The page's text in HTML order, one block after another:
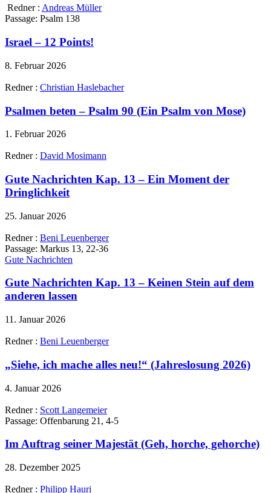
Redner : Andreas Müller
Passage: Psalm 138
Israel – 12 Points!
8. Februar 2026
Redner : Christian Haslebacher
Psalmen beten – Psalm 90 (Ein Psalm von Mose)
1. Februar 2026
Redner : David Mosimann
Gute Nachrichten Kap. 13 – Ein Moment der
Dringlichkeit
25. Januar 2026
Redner : Beni Leuenberger
Passage: Markus 13, 22-36
Gute Nachrichten
Gute Nachrichten Kap. 13 – Keinen Stein auf dem
anderen lassen
11. Januar 2026
Redner : Beni Leuenberger
„Siehe, ich mache alles neu!“ (Jahreslosung 2026)
4. Januar 2026
Redner : Scott Langemeier
Passage: Offenbarung 21, 4-5
Im Auftrag seiner Majestät (Geh, horche, gehorche)
28. Dezember 2025
Redner : Philipp Hauri